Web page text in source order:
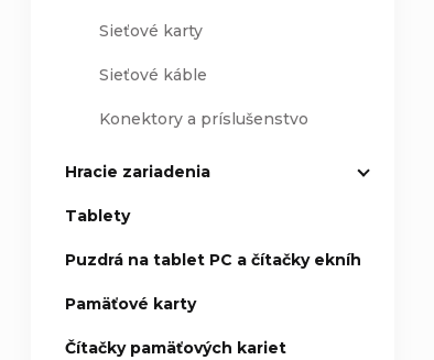
Sieťové karty
Sieťové káble
Konektory a príslušenstvo
Hracie zariadenia
Tablety
Puzdrá na tablet PC a čítačky ekníh
Pamäťové karty
Čítačky pamäťových kariet